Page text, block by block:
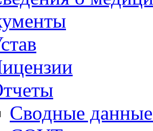
Сводные данные